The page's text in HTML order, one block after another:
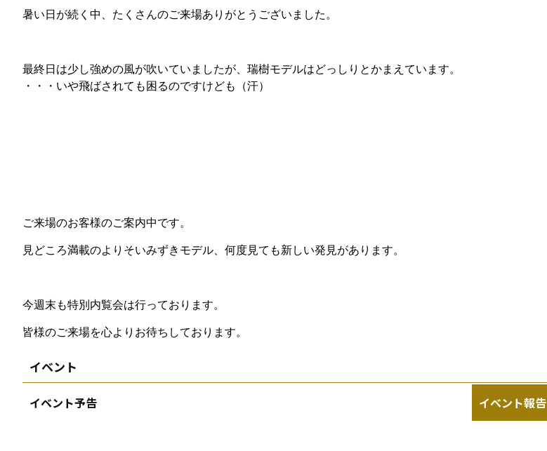
暑い日が続く中、たくさんのご来場ありがとうございました。
最終日は少し強めの風が吹いていましたが、瑞樹モデルはどっしりとかまえています。
・・・いや飛ばされても困るのですけども（汗）
ご来場のお客様のご案内中です。
見どころ満載のよりそいみずきモデル、何度見ても新しい発見があります。
今週末も特別内覧会は行っております。
皆様のご来場を心よりお待ちしております。
イベント
イベント予告 イベント報告